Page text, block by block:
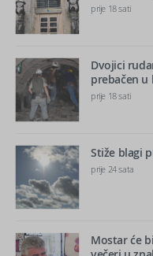
prije 18 sati
Dvojici
prebačen u
prije 18 sati
Stiže blagi
prije 24 sata
Mostar će